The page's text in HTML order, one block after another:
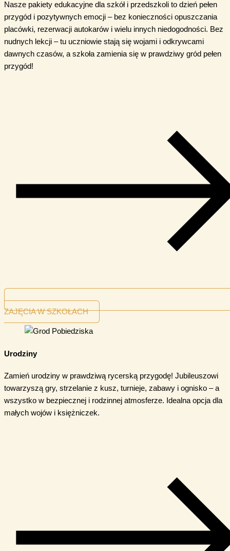
Nasze pakiety edukacyjne dla szkół i przedszkoli to dzień pełen
przygód i pozytywnych emocji – bez konieczności opuszczania
placówki, rezerwacji autokarów i wielu innych niedogodności. Bez
nudnych lekcji – tu uczniowie stają się wojami i odkrywcami
dawnych czasów, a szkoła zamienia się w prawdziwy gród pełen
przygód!
ZAJĘCIA W SZKOŁACH
Urodziny
Zamień urodziny w prawdziwą rycerską przygodę! Jubileuszowi
towarzyszą gry, strzelanie z kusz, turnieje, zabawy i ognisko – a
wszystko w bezpiecznej i rodzinnej atmosferze. Idealna opcja dla
małych wojów i księżniczek.